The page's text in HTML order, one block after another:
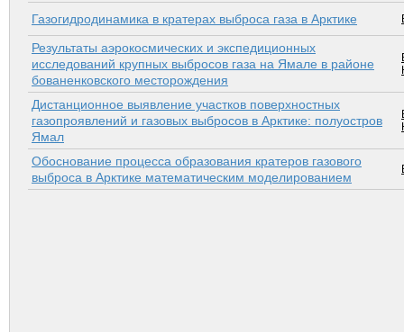
Газогидродинамика в кратерах выброса газа в Арктике
Результаты аэрокосмических и экспедиционных
исследований крупных выбросов газа на Ямале в районе
бованенковского месторождения
Дистанционное выявление участков поверхностных
газопроявлений и газовых выбросов в Арктике: полуостров
Ямал
Обоснование процесса образования кратеров газового
выброса в Арктике математическим моделированием